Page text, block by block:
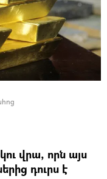
վրա, որն այս
դուրս է